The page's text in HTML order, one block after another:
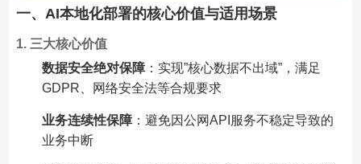
一、AI本地化部署的核心价值与适用场景
1. 三大核心价值
数据安全绝对保障：实现”核心数据不出域”，满足
GDPR、网络安全法等合规要求
业务连续性保障：避免因公网API服务不稳定导致的
业务中断